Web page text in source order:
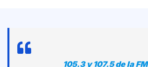
105.3 y 107.5 de la FM